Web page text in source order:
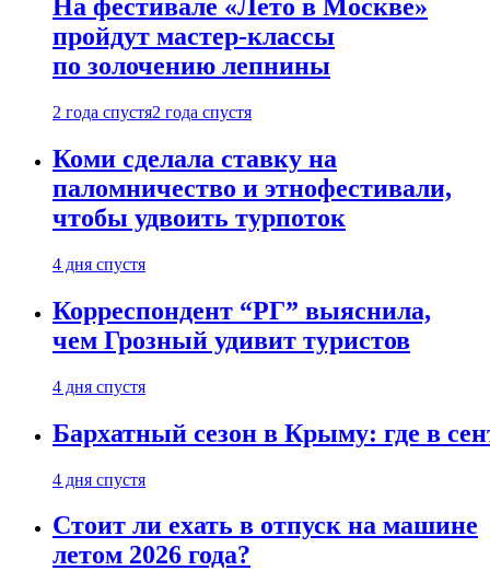
На фестивале «Лето в Москве»
пройдут мастер-классы
по золочению лепнины
2 года спустя2 года спустя
Коми сделала ставку на
паломничество и этнофестивали,
чтобы удвоить турпоток
4 дня спустя
Корреспондент “РГ” выяснила,
чем Грозный удивит туристов
4 дня спустя
Бархатный сезон в Крыму: где в
4 дня спустя
Стоит ли ехать в отпуск на машине
летом 2026 года?